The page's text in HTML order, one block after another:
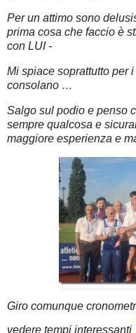
Per un attimo sono
prima cosa che faccio è
con LUI -
Mi spiace soprattutto per
consolano …
Salgo sul podio e penso
sempre qualcosa e
maggiore esperienza e
Giro comunque
vedere tempi interessanti